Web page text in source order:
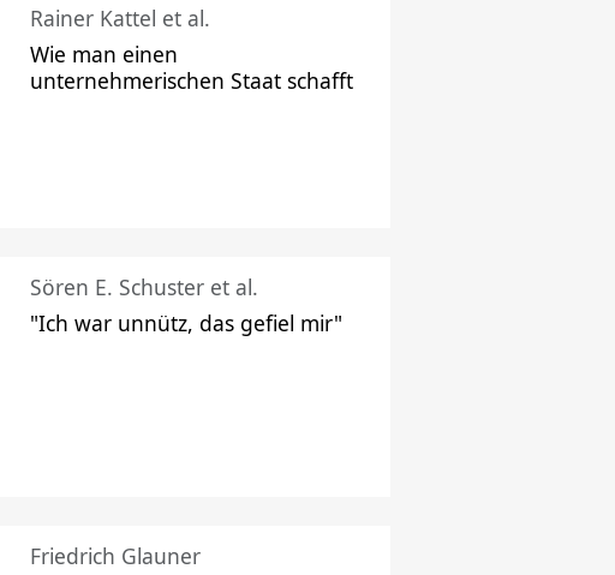
Rainer Kattel et al.
Wie man einen
unternehmerischen Staat schafft
Sören E. Schuster et al.
"Ich war unnütz, das gefiel mir"
Friedrich Glauner